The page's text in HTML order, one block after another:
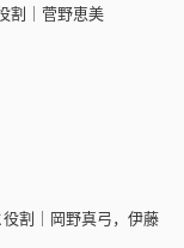
割｜菅野恵美
割｜岡野真弓，伊藤